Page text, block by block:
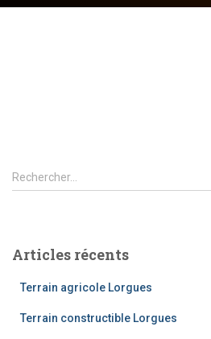
Rechercher…
Articles récents
Terrain agricole Lorgues
Terrain constructible Lorgues